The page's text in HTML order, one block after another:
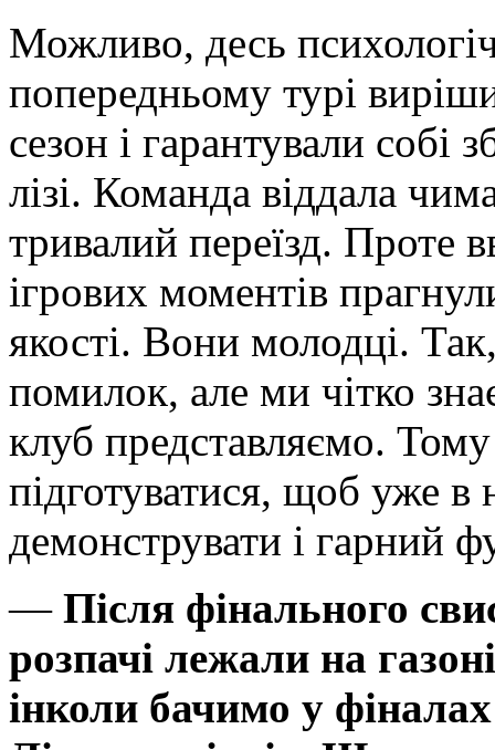
Можливо, десь
попередньому турі
сезон і гарантували
лізі. Команда віддала
тривалий переїзд. Проте
ігрових моментів
якості. Вони молодці.
помилок, але ми чітко
клуб представляємо.
підготуватися, щоб уже в
демонструвати і гарний
— Після фінального
розпачі лежали на
інколи бачимо у